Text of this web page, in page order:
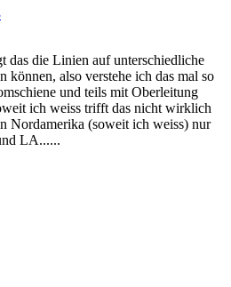
das die Linien auf unterschiedliche
können, also verstehe ich das mal so
und teils mit Oberleitung
ich weiss trifft das nicht wirklich
Nordamerika (soweit ich weiss) nur
LA......